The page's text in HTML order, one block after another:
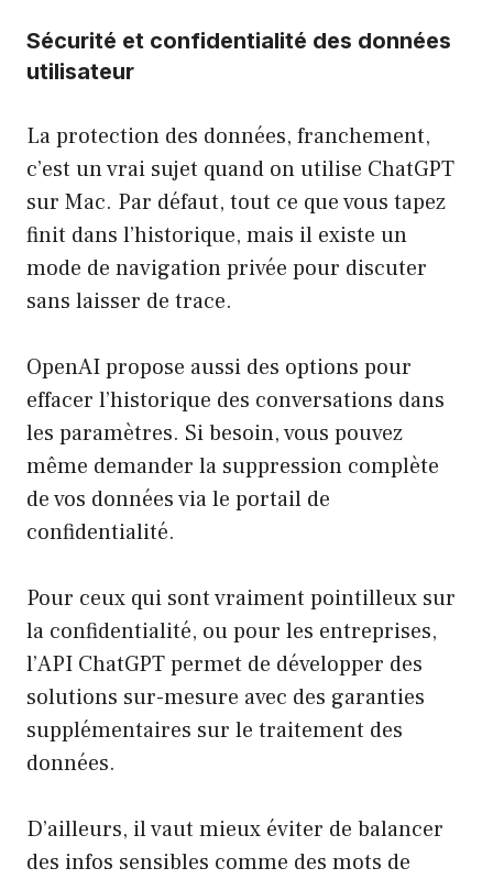
Sécurité et confidentialité des données
utilisateur
La protection des données, franchement,
c’est un vrai sujet quand on utilise ChatGPT
sur Mac. Par défaut, tout ce que vous tapez
finit dans l’historique, mais il existe un
mode de navigation privée pour discuter
sans laisser de trace.
OpenAI propose aussi des options pour
effacer l’historique des conversations dans
les paramètres. Si besoin, vous pouvez
même demander la suppression complète
de vos données via le portail de
confidentialité.
Pour ceux qui sont vraiment pointilleux sur
la confidentialité, ou pour les entreprises,
l’API ChatGPT permet de développer des
solutions sur-mesure avec des garanties
supplémentaires sur le traitement des
données.
D’ailleurs, il vaut mieux éviter de balancer
des infos sensibles comme des mots de